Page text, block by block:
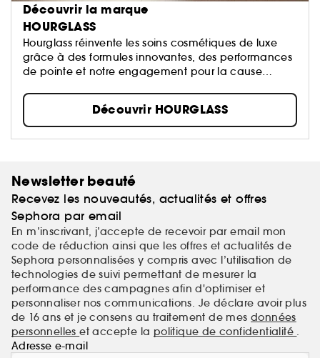
Découvrir la marque
HOURGLASS
Hourglass réinvente les soins cosmétiques de luxe
grâce à des formules innovantes, des performances
de pointe et notre engagement pour la cause
Découvrir HOURGLASS
Newsletter beauté
Recevez les nouveautés, actualités et offres
Sephora par email
En m’inscrivant, j’accepte de recevoir par email mon
code de réduction ainsi que les offres et actualités de
Sephora personnalisées y compris avec l’utilisation de
technologies de suivi permettant de mesurer la
performance des campagnes afin d'optimiser et
personnaliser nos communications. Je déclare avoir plus
de 16 ans et je consens au traitement de mes données
personnelleset accepte la politique de confidentialité .
Adresse e-mail